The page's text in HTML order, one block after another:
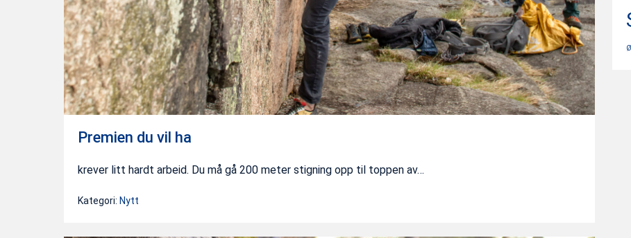
Premien du vil ha
krever litt hardt arbeid. Du må gå 200 meter stigning opp til toppen av…
Kategori: Nytt